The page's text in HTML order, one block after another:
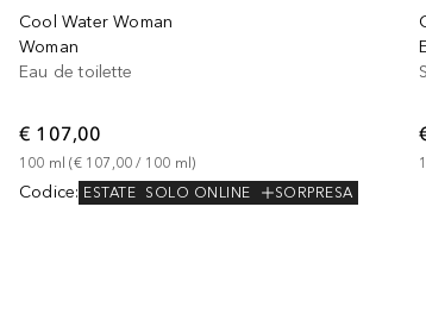
Cool Water Woman
Woman
Eau de toilette
€ 107,00
100 ml (€ 107,00 / 100 ml)
Codice: ESTATE SOLO ONLINE SORPRESA
1